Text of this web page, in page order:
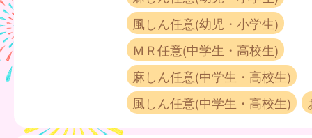
風しん任意(幼児・小学生)
ＭＲ任意(中学生・高校生)
麻しん任意(中学生・高校生)
風しん任意(中学生・高校生)